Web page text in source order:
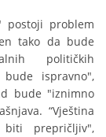
problem
tako da bude
političkih
ispravno",
bude "iznimno
“Vještina
prepričljiv",